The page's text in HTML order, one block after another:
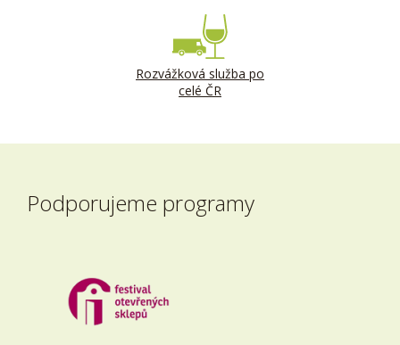
Rozvážková služba po
celé ČR
Podporujeme programy